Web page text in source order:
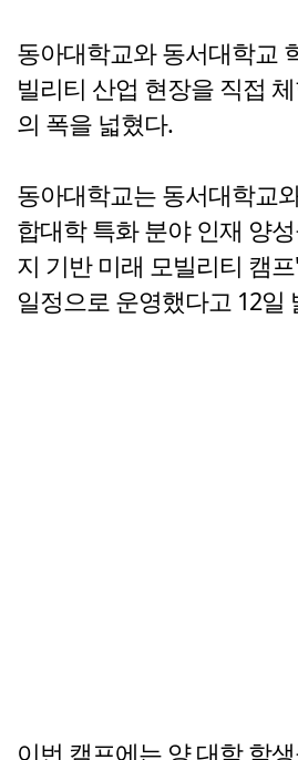
동아대학교와 동서대학교
빌리티 산업 현장을 직접
의 폭을 넓혔다.
동아대학교는 동서대학교
합대학 특화 분야 인재 양
지 기반 미래 모빌리티 캠
일정으로 운영했다고 12일
이번 캠프에는 양 대학 학